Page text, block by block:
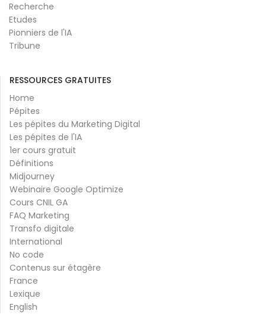
Recherche
Etudes
Pionniers de l'IA
Tribune
RESSOURCES GRATUITES
Home
Pépites
Les pépites du Marketing Digital
Les pépites de l'IA
1er cours gratuit
Définitions
Midjourney
Webinaire Google Optimize
Cours CNIL GA
FAQ Marketing
Transfo digitale
International
No code
Contenus sur étagère
France
Lexique
English